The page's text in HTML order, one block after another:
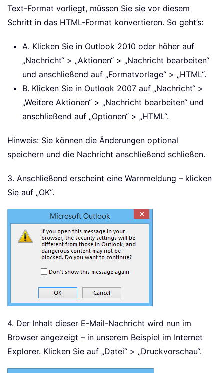
Text-Format vorliegt, müssen Sie sie vor diesem
Schritt in das HTML-Format konvertieren. So geht’s:
A. Klicken Sie in Outlook 2010 oder höher auf
„Nachricht“ > „Aktionen“ > „Nachricht bearbeiten“
und anschließend auf „Formatvorlage“ > „HTML“.
B. Klicken Sie in Outlook 2007 auf „Nachricht“ >
„Weitere Aktionen“ > „Nachricht bearbeiten“ und
anschließend auf „Optionen“ > „HTML“.
Hinweis: Sie können die Änderungen optional
speichern und die Nachricht anschließend schließen.
3. Anschließend erscheint eine Warnmeldung – klicken
Sie auf „OK“.
4. Der Inhalt dieser E-Mail-Nachricht wird nun im
Browser angezeigt – in unserem Beispiel im Internet
Explorer. Klicken Sie auf „Datei“ > „Druckvorschau“.